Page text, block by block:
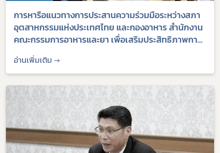
การหารือแนวทางการประสานความร่วมมือระหว่างสภา
อุตสาหกรรมแห่งประเทศไทย และกองอาหาร สำนักงาน
คณะกรรมการอาหารและยา เพื่อเสริมประสิทธิภาพการ
ดำเนินธุรกิจของผู้ประกอบการไทย
อ่านเพิ่มเติม →